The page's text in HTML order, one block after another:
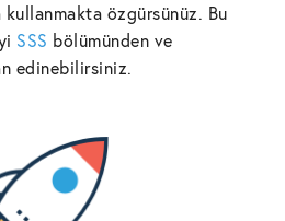
özgürsünüz. Bu
SSS bölümünden ve
edinebilirsiniz.